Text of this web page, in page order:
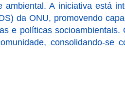
A iniciativa está
da ONU, promovendo
e políticas
consolidando-se